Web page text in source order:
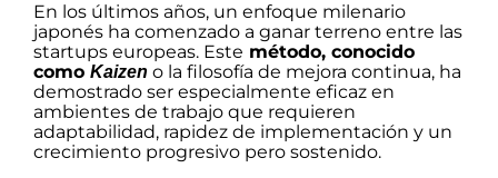
En los últimos años, un enfoque milenario
japonés ha comenzado a ganar terreno entre las
startups europeas. Este método, conocido
como Kaizen o la filosofía de mejora continua, ha
demostrado ser especialmente eficaz en
ambientes de trabajo que requieren
adaptabilidad, rapidez de implementación y un
crecimiento progresivo pero sostenido.